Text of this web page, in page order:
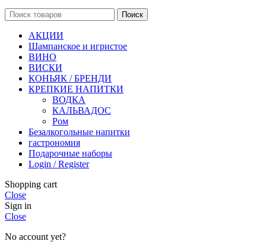
Поиск
АКЦИИ
Шампанское и игристое
ВИНО
ВИСКИ
КОНЬЯК / БРЕНДИ
КРЕПКИЕ НАПИТКИ
ВОДКА
КАЛЬВАДОС
Ром
Безалкогольные напитки
гастрономия
Подарочные наборы
Login / Register
Shopping cart
Close
Sign in
Close
No account yet?